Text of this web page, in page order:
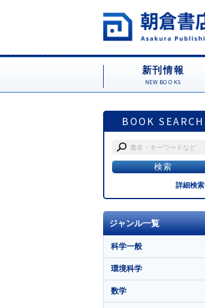
新刊情報
NEW BOOKS
BOOK SEARCH
詳細検索
ジャンル一覧
科学一般
環境科学
数学